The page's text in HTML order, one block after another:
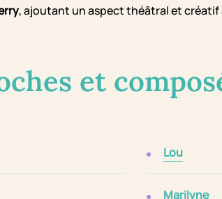
, ajoutant un aspect théâtral et créatif
et
Lou
Marilyne